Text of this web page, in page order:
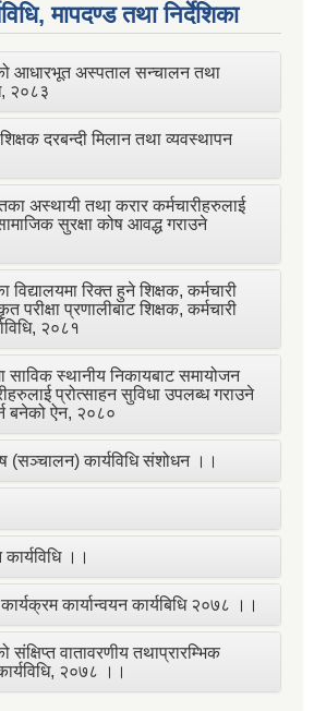
मापदण्ड तथा निर्देशिका
आधारभूत अस्पताल सन्चालन तथा
२०८३
दरबन्दी मिलान तथा व्यवस्थापन
अस्थायी तथा करार कर्मचारीहरुलाई
सुरक्षा कोष आवद्ध गराउने
विद्यालयमा रिक्त हुने शिक्षक, कर्मचारी
परीक्षा प्रणालीबाट शिक्षक, कर्मचारी
२०८१
साविक स्थानीय निकायबाट समायोजन
प्रोत्साहन सुविधा उपलब्ध गराउने
बनेको ऐन, २०८०
(सञ्चालन) कार्यविधि संशोधन ।।
।।
कार्यान्वयन कार्यबिधि २०७८ ।।
संक्षिप्त वातावरणीय तथाप्रारम्भिक
२०७८ ।।